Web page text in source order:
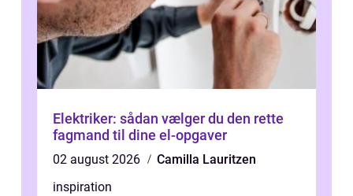
Elektriker: sådan vælger du den rette
fagmand til dine el-opgaver
02 august 2026
Camilla Lauritzen
inspiration